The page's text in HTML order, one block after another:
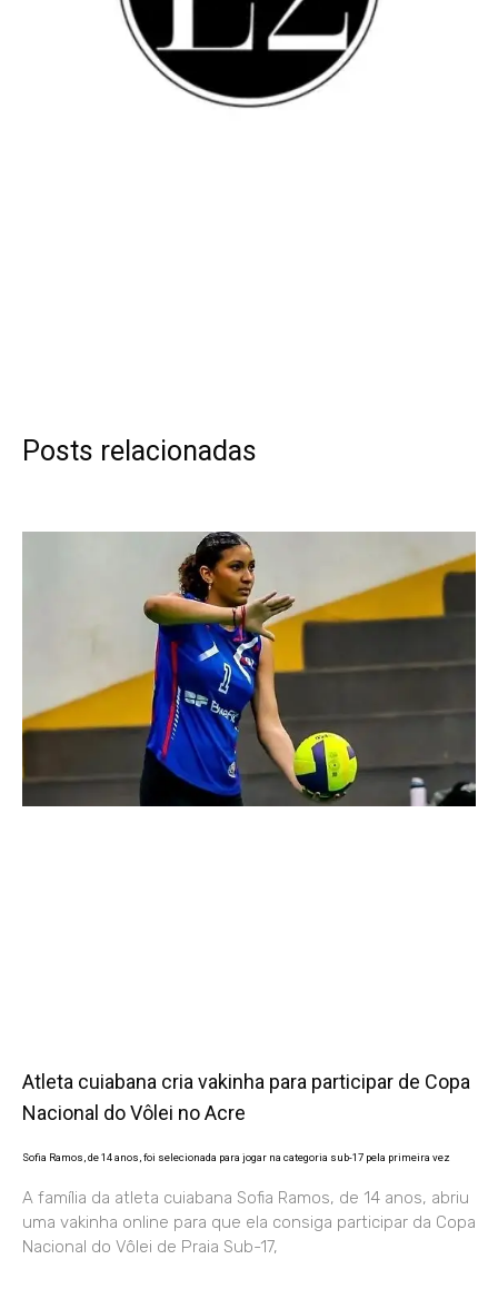
Posts relacionadas
Atleta cuiabana cria vakinha para participar de Copa
Nacional do Vôlei no Acre
Sofia Ramos, de 14 anos, foi selecionada para jogar na categoria sub-17 pela primeira vez
A família da atleta cuiabana Sofia Ramos, de 14 anos, abriu
uma vakinha online para que ela consiga participar da Copa
Nacional do Vôlei de Praia Sub-17,